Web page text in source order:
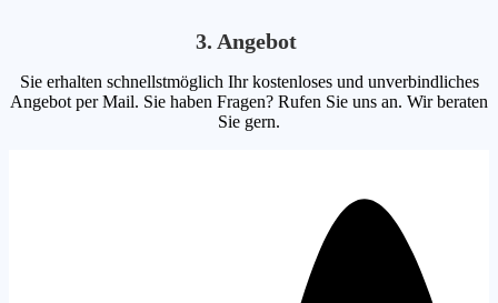
3. Angebot
Sie erhalten schnellstmöglich Ihr kostenloses und unverbindliches
Angebot per Mail. Sie haben Fragen? Rufen Sie uns an. Wir beraten
Sie gern.